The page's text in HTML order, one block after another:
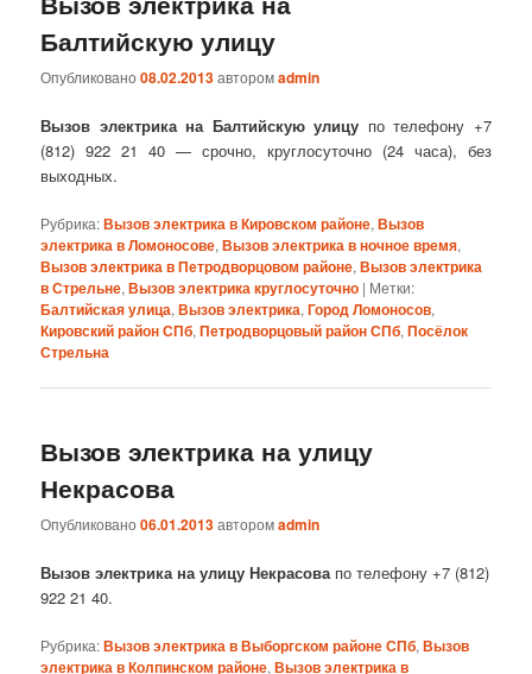
Балтийскую улицу
Опубликовано08.02.2013авторомadmin
Вызов электрика на Балтийскую улицу по телефону +7
(812) 922 21 40 — срочно, круглосуточно (24 часа), без
выходных.
Рубрика:Вызов электрика в Кировском районе,Вызов
электрика в Ломоносове,Вызов электрика в ночное время,
Вызов электрика в Петродворцовом районе,Вызов электрика
в Стрельне,Вызов электрика круглосуточно | Метки:
Балтийская улица,Вызов электрика,Город Ломоносов,
Кировский район СПб,Петродворцовый район СПб,Посёлок
Стрельна
Вызов электрика на улицу
Некрасова
Опубликовано06.01.2013авторомadmin
Вызов электрика на улицу Некрасовапо телефону +7 (812)
922 21 40.
Рубрика:Вызов электрика в Выборгском районе СПб,Вызов
электрика в Колпинском районе,Вызов электрика в